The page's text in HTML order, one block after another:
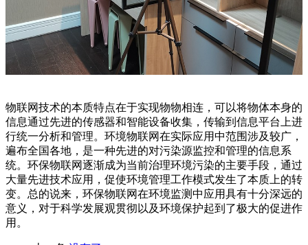
物联网技术的本质特点在于实现物物相连，可以将物体本身的
信息通过先进的传感器和智能设备收集，传输到信息平台上进
行统一分析和管理。环境物联网在实际应用中范围涉及较广，
遍布全国各地，是一种先进的对污染源监控和管理的信息系
统。环保物联网逐渐成为当前治理环境污染的主要手段，通过
大量先进技术应用，促使环境管理工作模式发生了本质上的转
变。总的说来，环保物联网在环境监测中应用具有十分深远的
意义，对于科学发展观贯彻以及环境保护起到了极大的促进作
用。